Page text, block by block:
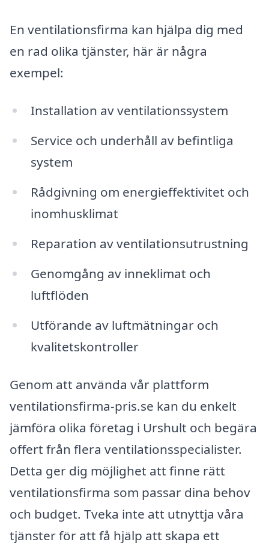
En ventilationsfirma kan hjälpa dig med
en rad olika tjänster, här är några
exempel:
Installation av ventilationssystem
Service och underhåll av befintliga
system
Rådgivning om energieffektivitet och
inomhusklimat
Reparation av ventilationsutrustning
Genomgång av inneklimat och
luftflöden
Utförande av luftmätningar och
kvalitetskontroller
Genom att använda vår plattform
ventilationsfirma-pris.se kan du enkelt
jämföra olika företag i Urshult och begära
offert från flera ventilationsspecialister.
Detta ger dig möjlighet att finne rätt
ventilationsfirma som passar dina behov
och budget. Tveka inte att utnyttja våra
tjänster för att få hjälp att skapa ett